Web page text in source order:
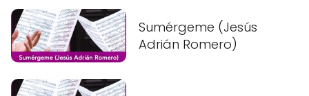
Sumérgeme (Jesús
Adrián Romero)